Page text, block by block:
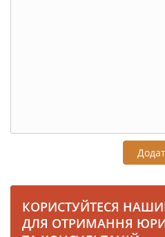
КОРИСТУЙТЕСЯ
ДЛЯ ОТРИМАННЯ